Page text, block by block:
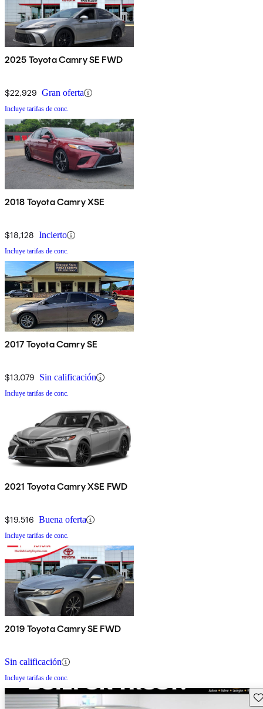
2025 Toyota Camry SE FWD
$22,929 Gran oferta
Incluye tarifas de conc.
2018 Toyota Camry XSE
$18,128 Incierto
Incluye tarifas de conc.
2017 Toyota Camry SE
$13,079 Sin calificación
Incluye tarifas de conc.
2021 Toyota Camry XSE FWD
$19,516 Buena oferta
Incluye tarifas de conc.
2019 Toyota Camry SE FWD
Sin calificación
Incluye tarifas de conc.